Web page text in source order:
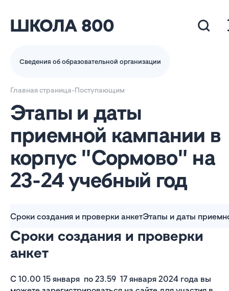
Сведения об образовательной организации
Главная страница-Поступающим
Этапы и даты
приемной кампании в
корпус "Сормово" на
23-24 учебный год
Сроки создания и проверки анкетЭтапы и даты
Сроки создания и проверки
анкет
С 10.00 15 января по 23.59 17 января 2024 года вы